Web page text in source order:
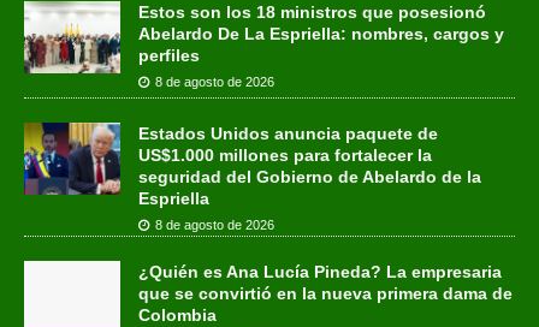
Estos son los 18 ministros que posesionó
Abelardo De La Espriella: nombres, cargos y
perfiles
8 de agosto de 2026
Estados Unidos anuncia paquete de
US$1.000 millones para fortalecer la
seguridad del Gobierno de Abelardo de la
Espriella
8 de agosto de 2026
¿Quién es Ana Lucía Pineda? La empresaria
que se convirtió en la nueva primera dama de
Colombia